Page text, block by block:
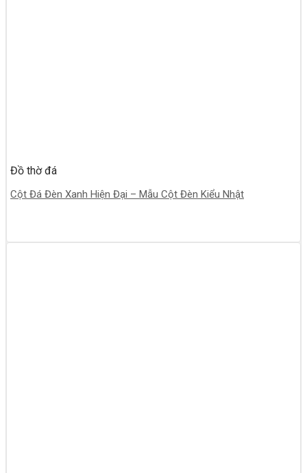
Đồ thờ đá
Cột Đá Đèn Xanh Hiện Đại – Mẫu Cột Đèn Kiểu Nhật